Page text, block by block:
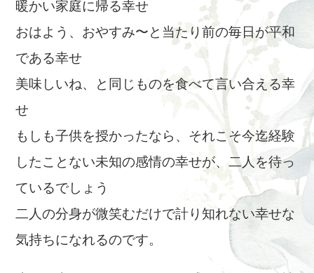
暖かい家庭に帰る幸せ
おはよう、おやすみ〜と当たり前の毎日が平和
である幸せ
美味しいね、と同じものを食べて言い合える幸
せ
もしも子供を授かったなら、それこそ今迄経験
したことない未知の感情の幸せが、二人を待っ
ているでしょう
二人の分身が微笑むだけで計り知れない幸せな
気持ちになれるのです。